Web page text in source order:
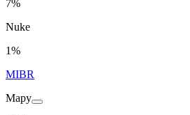
7%
Nuke
1%
MIBR
Mapy